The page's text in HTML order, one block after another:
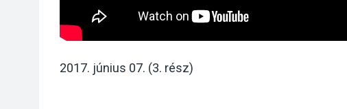
2017. június 07. (3. rész)